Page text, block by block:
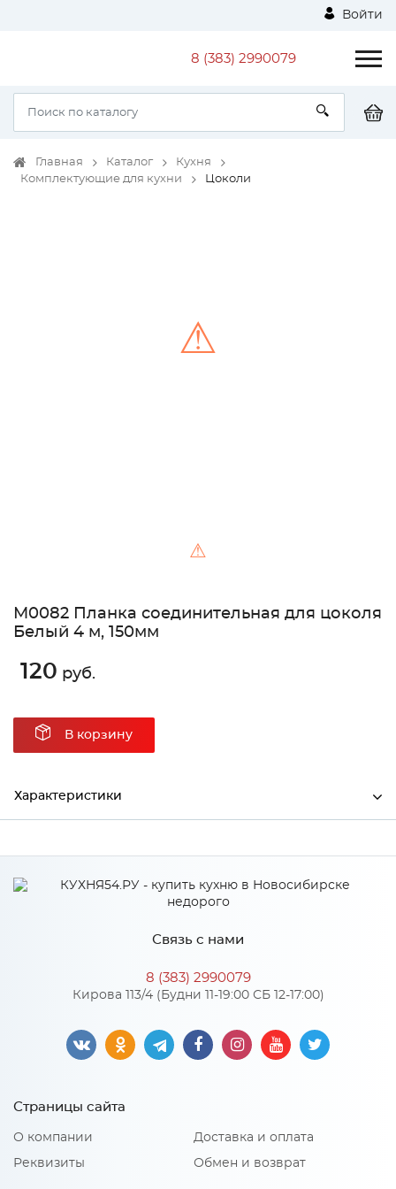
Войти
8 (383) 2990079
Главная Каталог
Кухня
Комплектующие для кухни
Цоколи
⚠
⚠
М0082 Планка соединительная для цоколя
Белый 4 м, 150мм
120 руб.
В корзину
Характеристики
Высота 100
Белый
Количество упаковок: 1
Связь с нами
8 (383) 2990079
Кирова 113/4 (Будни 11-19:00 СБ 12-17:00)
Страницы сайта
О компании
Реквизиты
Доставка и оплата
Обмен и возврат